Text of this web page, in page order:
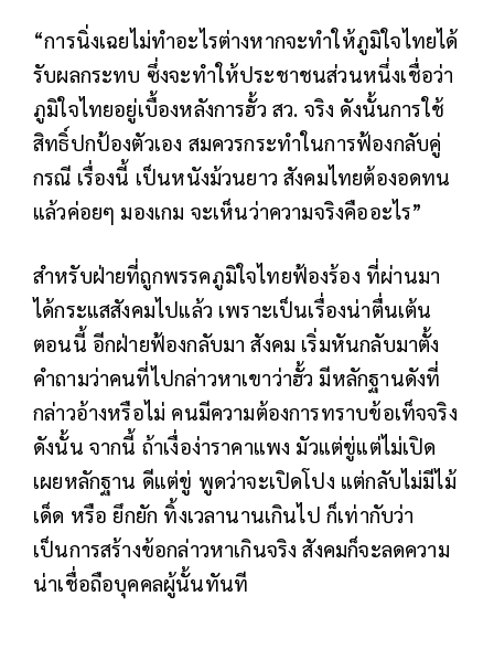
“การนิ่งเฉยไม่ทำอะไรต่างหากจะทำให้ภูมิใจไทยได้
รับผลกระทบ ซึ่งจะทำให้ประชาชนส่วนหนึ่งเชื่อว่า
ภูมิใจไทยอยู่เบื้องหลังการฮั้ว สว. จริง ดังนั้นการใช้
สิทธิ์ปกป้องตัวเอง สมควรกระทำในการฟ้องกลับคู่
กรณี เรื่องนี้ เป็นหนังม้วนยาว สังคมไทยต้องอดทน
แล้วค่อยๆ มองเกม จะเห็นว่าความจริงคืออะไร”
สำหรับฝ่ายที่ถูกพรรคภูมิใจไทยฟ้องร้อง ที่ผ่านมา
ได้กระแสสังคมไปแล้ว เพราะเป็นเรื่องน่าตื่นเต้น
ตอนนี้ อีกฝ่ายฟ้องกลับมา สังคม เริ่มหันกลับมาตั้ง
คำถามว่าคนที่ไปกล่าวหาเขาว่าฮั้ว มีหลักฐานดังที่
กล่าวอ้างหรือไม่ คนมีความต้องการทราบข้อเท็จจริง
ดังนั้น จากนี้ ถ้าเงื่อง่าราคาแพง มัวแต่ขู่แต่ไม่เปิด
เผยหลักฐาน ดีแต่ขู่ พูดว่าจะเปิดโปง แต่กลับไม่มีไม้
เด็ด หรือ ยึกยัก ทิ้งเวลานานเกินไป ก็เท่ากับว่า
เป็นการสร้างข้อกล่าวหาเกินจริง สังคมก็จะลดความ
น่าเชื่อถือบุคคลผู้นั้นทันที